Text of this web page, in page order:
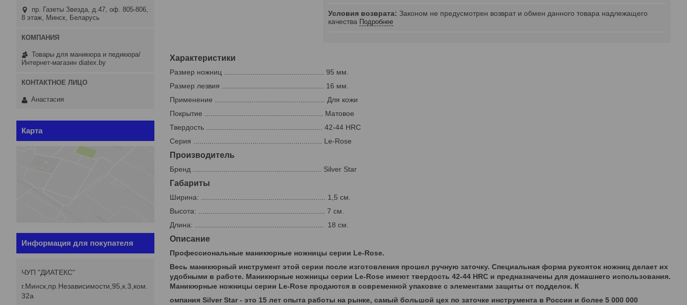
Законом не предусмотрен возврат и обмен данного товара надлежащего
качества Подробнее
Характеристики
Размер ножниц ................................................. 95 мм.
Размер лезвия .................................................. 16 мм.
Применение ...................................................... Для кожи
Покрытие .......................................................... Матовое
Твердость ......................................................... 42-44 HRC
Серия ............................................................... Le-Rose
Производитель
Бренд ............................................................... Silver Star
Габариты
Ширина: ............................................................. 1,5 см.
Высота: .............................................................. 7 см.
Длина: ............................................................... 18 см.
Описание
Профессиональные маникюрные ножницы серии Le-Rose.
Весь маникюрный инструмент этой серии после изготовления прошел ручную заточку. Специальная форма рукояток ножниц делает их
удобными в работе. Маникюрные ножницы серии Le-Rose имеют твердость 42-44 HRC и предназначены для домашнего использования.
Маникюрные ножницы серии Le-Rose продаются в современной упаковке с элементами защиты от подделок. К
омпания Silver Star - это 15 лет опыта работы на рынке, самый большой цех по заточке инструмента в России и более 5 000 000
пр. Газеты Звезда, д.47, оф. 805-806,
8 этаж, Минск, Беларусь
Товары для маникюра и педикюра/
Интернет-магазин diatex.by
Анастасия
Карта
Информация для покупателя
ЧУП "ДИАТЕКС"
г.Минск,пр.Независимости,95,к.3,ком.
32а